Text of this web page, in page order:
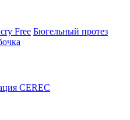
Free Бюгельный протез
CEREC